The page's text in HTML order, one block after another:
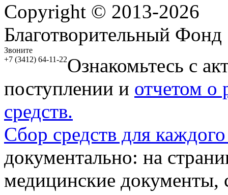
Copyright © 2013-2026
Благотворительный
Звоните
+7 (3412) 64-11-22Ознакомьтесь с
поступлении и отчетом о
средств.
Сбор средств для
документально: на
медицинские документы,